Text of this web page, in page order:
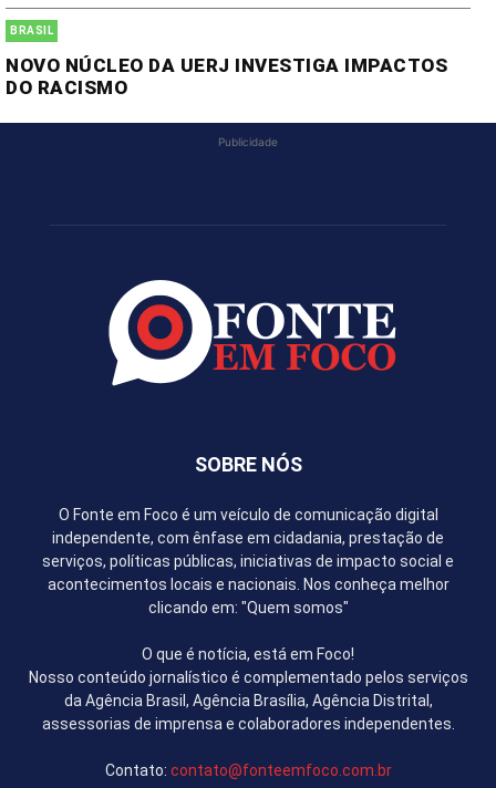
BRASIL
NOVO NÚCLEO DA UERJ INVESTIGA IMPACTOS
DO RACISMO
Publicidade
SOBRE NÓS
O Fonte em Foco é um veículo de comunicação digital
independente, com ênfase em cidadania, prestação de
serviços, políticas públicas, iniciativas de impacto social e
acontecimentos locais e nacionais. Nos conheça melhor
clicando em: "Quem somos"
O que é notícia, está em Foco!
Nosso conteúdo jornalístico é complementado pelos serviços
da Agência Brasil, Agência Brasília, Agência Distrital,
assessorias de imprensa e colaboradores independentes.
Contato: contato@fonteemfoco.com.br